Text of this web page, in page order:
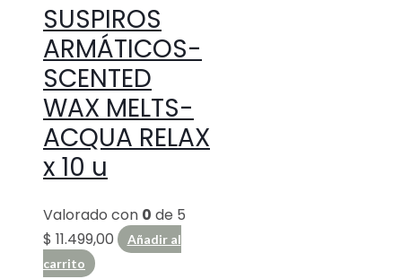
SUSPIROS
ARMÁTICOS-
SCENTED
WAX MELTS-
ACQUA RELAX
x 10 u
Valorado con 0 de 5
$ 11.499,00
Añadir al
carrito